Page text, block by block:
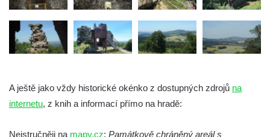
Hrad Panna
Hrad Freudenstein (Jáchymov)
Hrad Hněvín
Hrad Hartenštejn
A ještě jako vždy historické okénko z dostupných zdrojů na
internetu, z knih a informací přímo na hradě:
Nejstručněji na mapy.cz: Památkově chráněný areál s